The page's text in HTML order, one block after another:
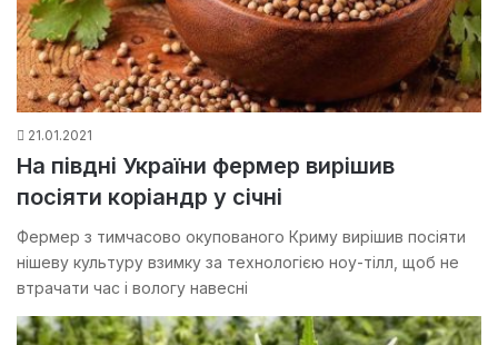
21.01.2021
На півдні України фермер вирішив
посіяти коріандр у січні
Фермер з тимчасово окупованого Криму вирішив посіяти
нішеву культуру взимку за технологією ноу-тілл, щоб не
втрачати час і вологу навесні